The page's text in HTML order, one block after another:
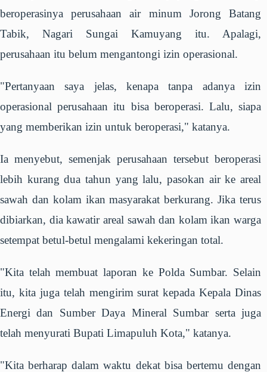
beroperasinya perusahaan air minum Jorong Batang
Tabik, Nagari Sungai Kamuyang itu. Apalagi,
perusahaan itu belum mengantongi izin operasional.
"Pertanyaan saya jelas, kenapa tanpa adanya izin
operasional perusahaan itu bisa beroperasi. Lalu, siapa
yang memberikan izin untuk beroperasi," katanya.
Ia menyebut, semenjak perusahaan tersebut beroperasi
lebih kurang dua tahun yang lalu, pasokan air ke areal
sawah dan kolam ikan masyarakat berkurang. Jika terus
dibiarkan, dia kawatir areal sawah dan kolam ikan warga
setempat betul-betul mengalami kekeringan total.
"Kita telah membuat laporan ke Polda Sumbar. Selain
itu, kita juga telah mengirim surat kepada Kepala Dinas
Energi dan Sumber Daya Mineral Sumbar serta juga
telah menyurati Bupati Limapuluh Kota," katanya.
"Kita berharap dalam waktu dekat bisa bertemu dengan